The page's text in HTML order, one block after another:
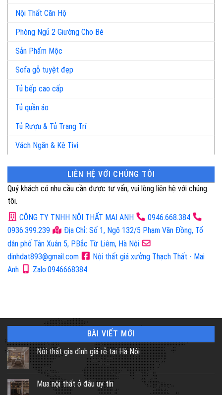
Nội Thất Căn Hộ
Phòng Ngủ 2 Giường Cho Bé
Sản Phẩm Mộc
Sofa gỗ tuyệt đẹp
Tủ bếp cao cấp
Tủ quần áo
Tủ Rượu & Tủ Trang Trí
Vách Ngăn & Kệ Tivi
LIÊN HỆ VỚI CHÚNG TÔI
Quý khách có nhu cầu cần được tư vấn, vui lòng liên hệ với chúng
tôi.
CÔNG TY TNHH NỘI THẤT MAI ANH
0946.668.384
0936.399.239
Địa Chỉ: Số 1, Ngõ 132/5 Phạm Văn Đồng, Tổ
dân phố Tân Xuân 5, P.Bắc Từ Liêm, Hà Nội
dinhdat893@gmail.com
Nội thất giá xưởng Thạch Thất - Mai
Anh
Zalo:0946668384
BÀI VIẾT MỚI
Nội thất gia đình giá rẻ tại Hà Nội
Mua nội thất ở đâu uy tín